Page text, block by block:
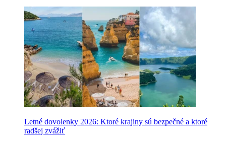
Letné dovolenky 2026: Ktoré krajiny sú bezpečné a ktoré
radšej zvážiť